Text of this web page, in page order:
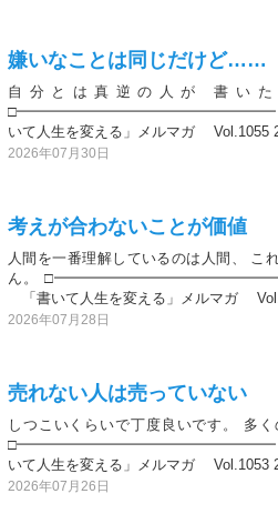
嫌いなことは同じだけど……
自分とは真逆の人が 書いた
□━━━━━━━━━━━━━━━━━━ エ
いて人生を変える」メルマガ
2026年07月30日
考えが合わないことが価値
人間を一番理解しているのは人間、 こ
ん。
「書いて人生を変える」メルマガ
2026年07月28日
売れない人は売っていない
しつこいくらいで丁度良いです。 多く
□━━━━━━━━━━━━━━━━━━ エ
いて人生を変える」メルマガ Vol.1053
2026年07月26日